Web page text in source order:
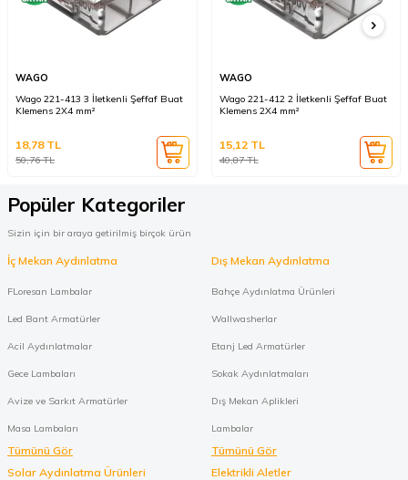
WAGO
Wago 221-413 3 İletkenli Şeffaf Buat
Klemens 2X4 mm²
50,76TL
18,78TL
WAGO
Wago 221-412 2 İletkenli Şeffaf Buat
Klemens 2X4 mm²
40,87TL
15,12TL
Popüler Kategoriler
Sizin için bir araya getirilmiş birçok ürün
İç Mekan Aydınlatma
FLoresan Lambalar
Led Bant Armatürler
Acil Aydınlatmalar
Gece Lambaları
Avize ve Sarkıt Armatürler
Masa Lambaları
Tümünü Gör
Dış Mekan Aydınlatma
Bahçe Aydınlatma Ürünleri
Wallwasherlar
Etanj Led Armatürler
Sokak Aydınlatmaları
Dış Mekan Aplikleri
Lambalar
Tümünü Gör
Solar Aydınlatma Ürünleri
Elektrikli Aletler